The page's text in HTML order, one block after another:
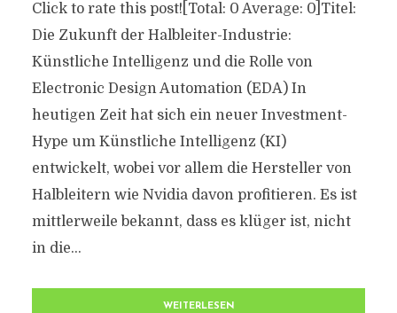
Click to rate this post![Total: 0 Average: 0]Titel:
Die Zukunft der Halbleiter-Industrie:
Künstliche Intelligenz und die Rolle von
Electronic Design Automation (EDA) In
heutigen Zeit hat sich ein neuer Investment-
Hype um Künstliche Intelligenz (KI)
entwickelt, wobei vor allem die Hersteller von
Halbleitern wie Nvidia davon profitieren. Es ist
mittlerweile bekannt, dass es klüger ist, nicht
in die...
WEITERLESEN